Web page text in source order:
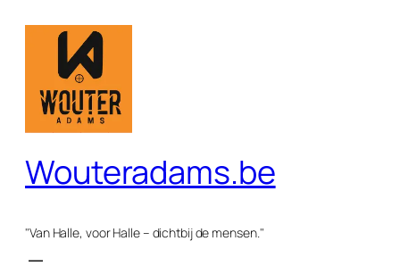
inhoud
Wouteradams.be
"Van Halle, voor Halle – dichtbij de mensen."